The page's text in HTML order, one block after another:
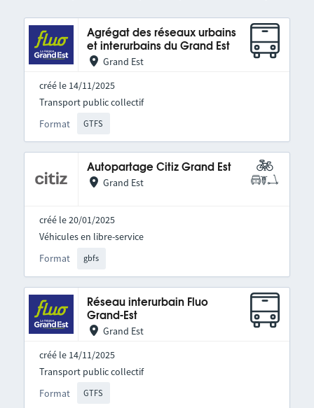
Agrégat des réseaux urbains
et interurbains du Grand Est
Grand Est
créé le 14/11/2025
Format GTFS
Transport public collectif
Autopartage Citiz Grand Est
Grand Est
créé le 20/01/2025
Format gbfs
Véhicules en libre-service
Réseau interurbain Fluo
Grand-Est
Grand Est
créé le 14/11/2025
Format GTFS
Transport public collectif